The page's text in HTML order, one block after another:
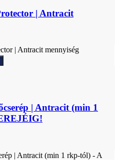
| Antracit
| Antracit mennyiség
| Antracit (min 1
| Antracit (min 1 rkp-tól) - A